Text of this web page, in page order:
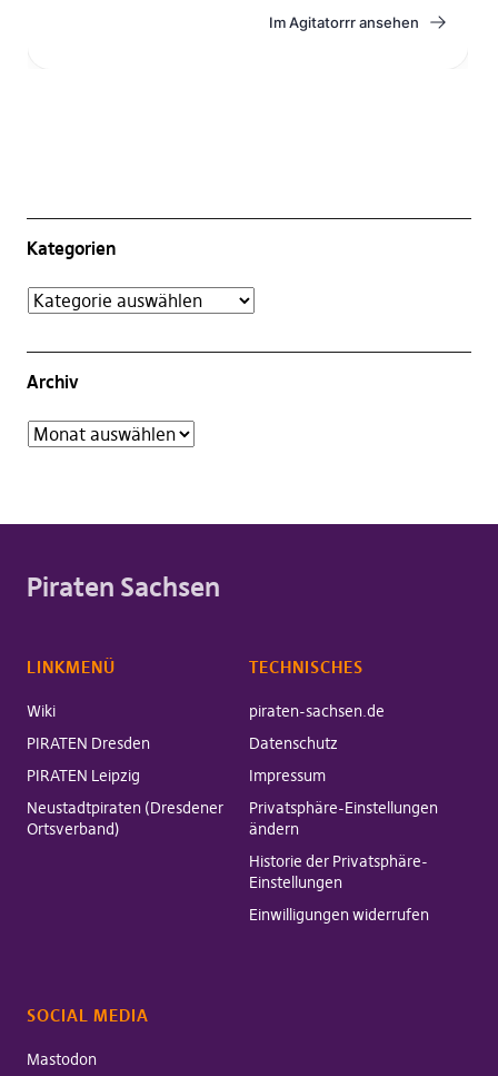
Kategorien
Archiv
Piraten Sachsen
LINKMENÜ
Wiki
PIRATEN Dresden
PIRATEN Leipzig
Neustadtpiraten (Dresdener
Ortsverband)
TECHNISCHES
piraten-sachsen.de
Datenschutz
Impressum
Privatsphäre-Einstellungen
ändern
Historie der Privatsphäre-
Einstellungen
Einwilligungen widerrufen
SOCIAL MEDIA
Mastodon